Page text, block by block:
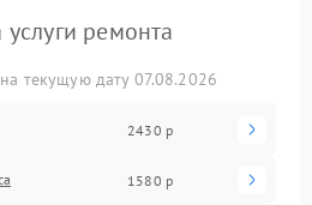
ремонта
текущую дату 07.08.2026
2430 р
1580 р